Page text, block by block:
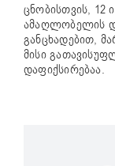
ცნობისთვის, 12
ამაღლობელის
განცხადებით,
მისი
დაფიქსირებაა.